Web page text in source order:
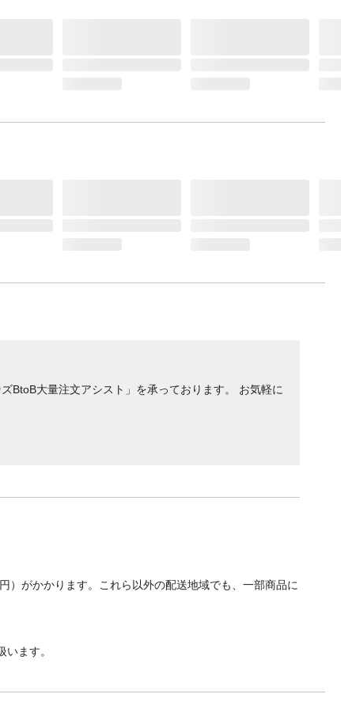
BtoB大量注文アシスト」を承っております。 お気軽に
）がかかります。これら以外の配送地域でも、一部商品に
ます。